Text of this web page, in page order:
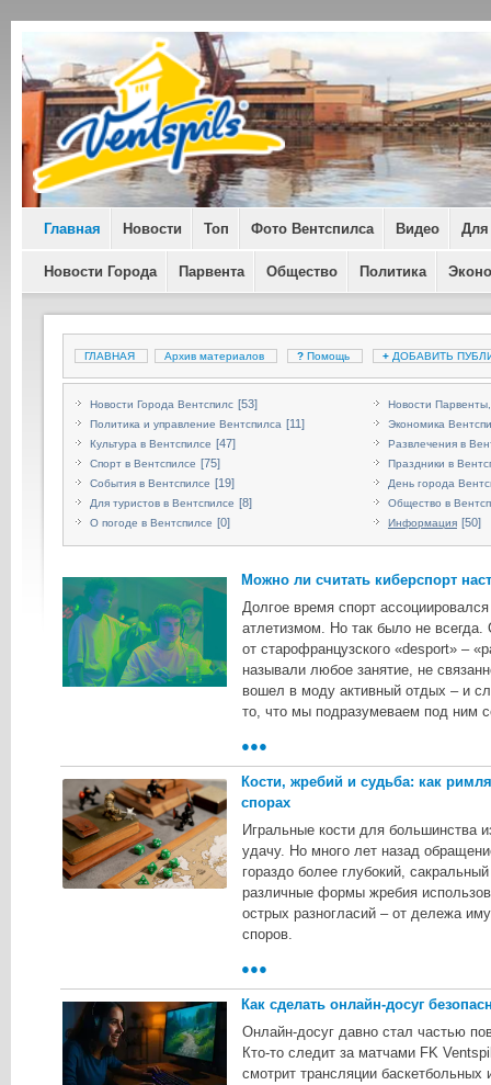
Главная Новости Топ Фото Вентспилса Видео Для
Новости Города Парвента Общество Политика
ГЛАВНАЯ Архив материалов ? Помощь + ДОБАВИТЬ
Новости Города Вентспилс [53]
Новости
Политика и управление Вентспилса [11]
Экономика
Культура в Вентспилсе [47]
Развлечения в
Спорт в Вентспилсе [75]
Праздники в
События в Вентспилсе [19]
День города
Для туристов в Вентспилсе [8]
Общество в
О погоде в Вентспилсе [0] Информация [50]
Можно ли считать киберспорт
Долгое время спорт
атлетизмом. Но так было не
от старофранцузского «desport» –
называли любое занятие, не
вошел в моду активный отдых – и
то, что мы подразумеваем под ним
●●●
Кости, жребий и судьба: как
спорах
Игральные кости для большинства
удачу. Но много лет назад
гораздо более глубокий,
различные формы жребия
острых разногласий – от дележа
споров.
●●●
Как сделать онлайн-досуг
Онлайн-досуг давно стал частью
Кто-то следит за матчами FK
смотрит трансляции баскетбольных